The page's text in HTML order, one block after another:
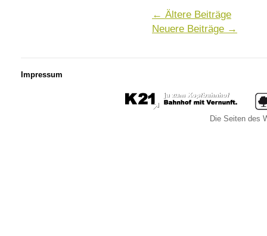
← Ältere Beiträge
Neuere Beiträge →
Impressum
Die Seiten des